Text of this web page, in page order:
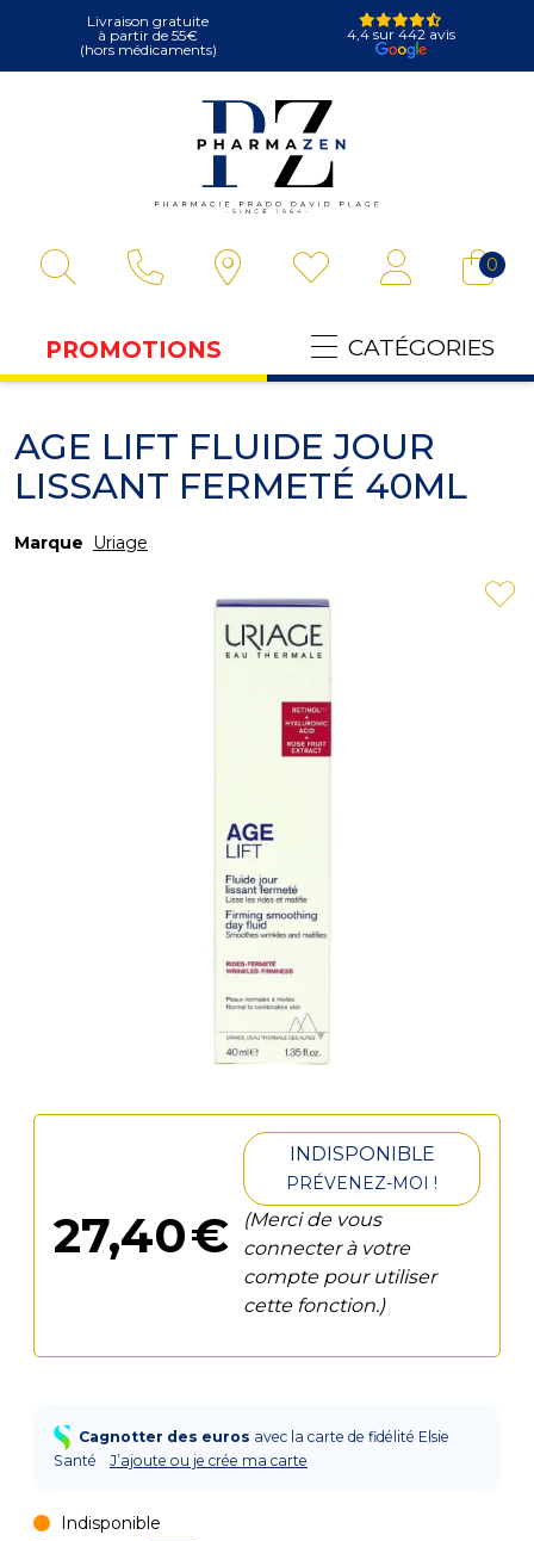
Livraison gratuite
à partir de 55€
(hors médicaments)
4,4 sur 442 avis
0
PROMOTIONS CATÉGORIES
AGE LIFT FLUIDE JOUR
LISSANT FERMETÉ 40ML
Marque Uriage
27,40€
INDISPONIBLE
PRÉVENEZ-MOI !
(Merci de vous
connecter à votre
compte pour utiliser
cette fonction.)
Cagnotter des euros avec la carte de fidélité Elsie
Santé
J’ajoute ou je crée ma carte
Indisponible